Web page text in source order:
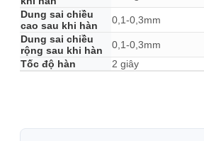
Dung sai chiều
cao sau khi hàn
0,1-0,3mm
Dung sai chiều
rộng sau khi hàn
0,1-0,3mm
Tốc độ hàn
2 giây